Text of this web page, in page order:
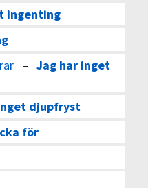
ingenting
– Jag har inget
djupfryst
för